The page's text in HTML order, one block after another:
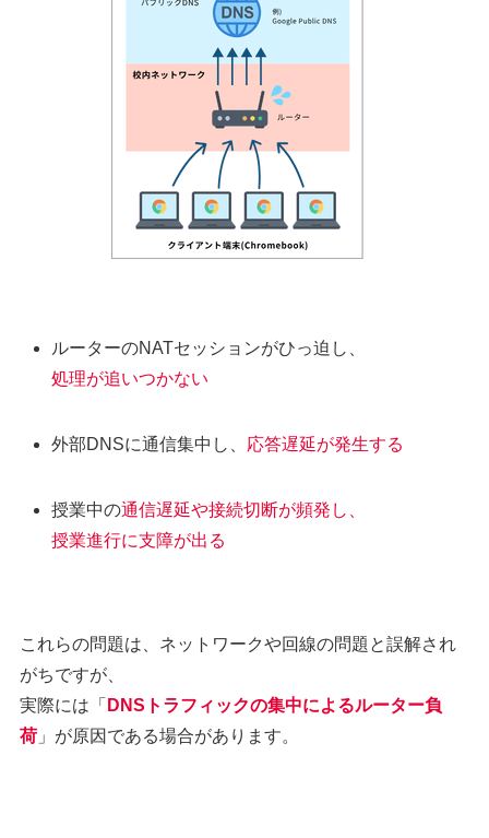
ルーターのNATセッションがひっ迫し、
処理が追いつかない
外部DNSに通信集中し、 応答遅延が発生する
授業中の通信遅延や接続切断が頻発し、
授業進行に支障が出る
これらの問題は、ネットワークや回線の問題と誤解され
がちですが、
実際には「 DNSトラフィックの集中によるルーター負
荷 」が原因である場合があります。